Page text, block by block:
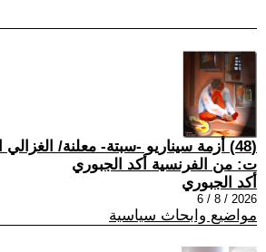
(48) أزمة سيناريو -سبتة- معلنة/
ت: من الفرنسية أكد الجبوري
أكد الجبوري
2026 / 8 / 6
مواضيع وابحاث سياسية